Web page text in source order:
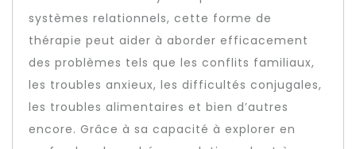
systèmes relationnels, cette forme de
thérapie peut aider à aborder efficacement
des problèmes tels que les conflits familiaux,
les troubles anxieux, les difficultés conjugales,
les troubles alimentaires et bien d’autres
encore. Grâce à sa capacité à explorer en